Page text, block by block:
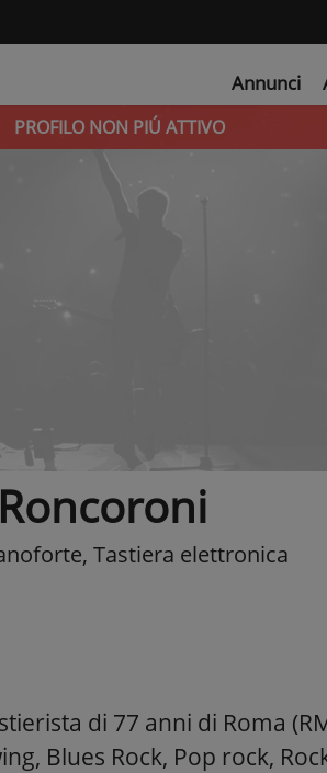
Annunci
PROFILO NON PIÚ ATTIVO
Tastiera elettronica
di 77 anni di Roma
Blues Rock, Pop rock,